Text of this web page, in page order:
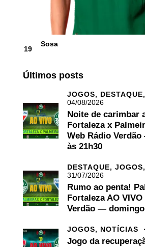
19
Sosa
Últimos posts
JOGOS, DESTAQUE,
04/08/2026
Noite de carimbar
Fortaleza x
Web Rádio
às 21h30
DESTAQUE, JOGOS,
31/07/2026
Rumo ao penta!
Fortaleza AO
Verdão — domingo
JOGOS, NOTÍCIAS
Jogo da